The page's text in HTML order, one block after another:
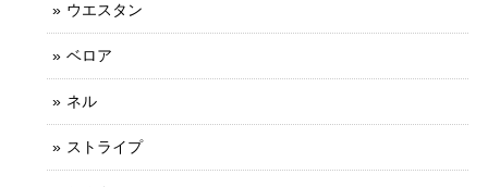
ウエスタン
ベロア
ネル
ストライプ